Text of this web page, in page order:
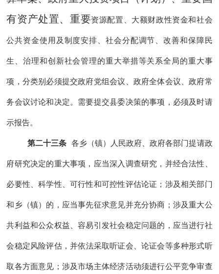
有资产处置、重要资源配置、大额财政性资金和社会
公共资金使用及制度安排、社会分配调节、改善和保障民
生、治理和创新社会管理的重大举措等关系全局的重大事
项，分类别必须提交政府党组会议、 政府全体会议、政府常
务会议讨论和决定。需要提交县委决策的事项，必须及时请
示报告。
第二十三条 各乡（镇）人民政府、政府各部门提请政
府研究决定的重大事项， 应当深入调查研究，并经合法性、
必要性、科学性、可行性和可控性评估论证；涉及相关部门
和 乡（镇）的，应当事先征求意见并充分协商；涉及重大公
共利益和公众权益、容易引发社会稳定问题的，应当进行社
会稳定风险评估，并依法采取听证会、论证会等多种形式听
取各方面意见 ；涉及市场主体经济活动须进行公平竞争审查